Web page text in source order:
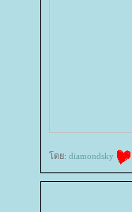
ดย: diamondsky